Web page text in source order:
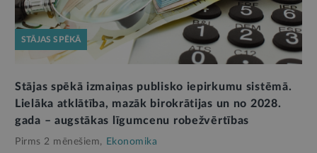
STĀJAS SPĒKĀ
Stājas spēkā izmaiņas publisko iepirkumu sistēmā.
Lielāka atklātība, mazāk birokrātijas un no 2028.
gada – augstākas līgumcenu robežvērtības
Pirms 2 mēnešiem, Ekonomika